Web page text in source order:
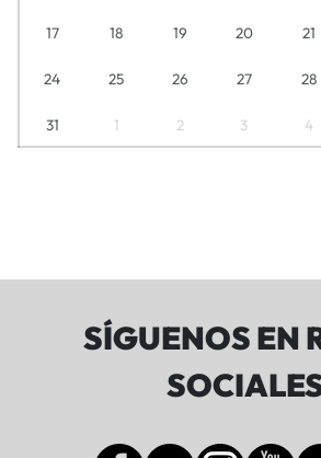
17 18 19 20 21
24 25 26 27 28
31 1 2 3 4
SÍGUENOS EN